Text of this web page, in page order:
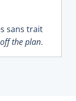
sans trait
the plan.